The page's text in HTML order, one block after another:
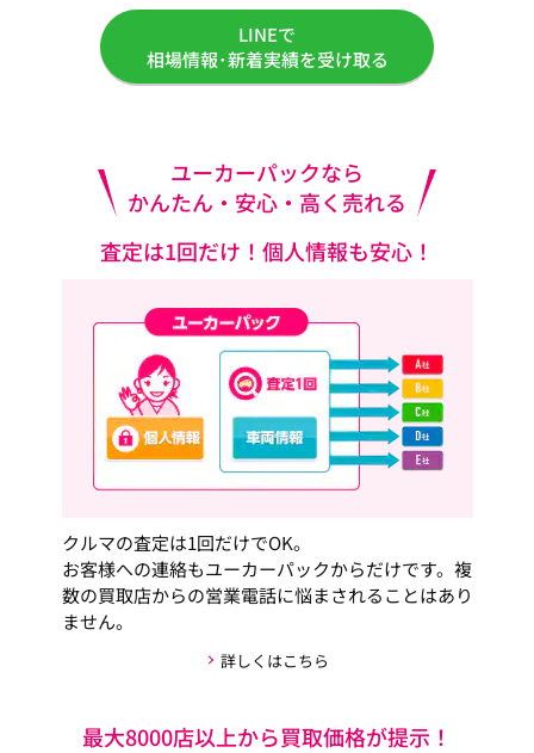
LINEで
相場情報･新着実績を受け取る
ユーカーパックなら
かんたん・安心・高く売れる
査定は1回だけ！個人情報も安心！
クルマの査定は1回だけでOK。
お客様への連絡もユーカーパックからだけです。複
数の買取店からの営業電話に悩まされることはあり
ません。
詳しくはこちら
最大8000店以上から買取価格が提示！